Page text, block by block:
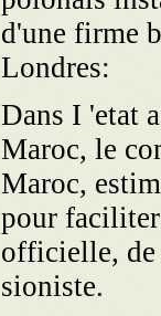
d'une firme
Londres:
Dans I 'etat
Maroc, le
Maroc,
pour faciliter
officielle, de
sioniste.